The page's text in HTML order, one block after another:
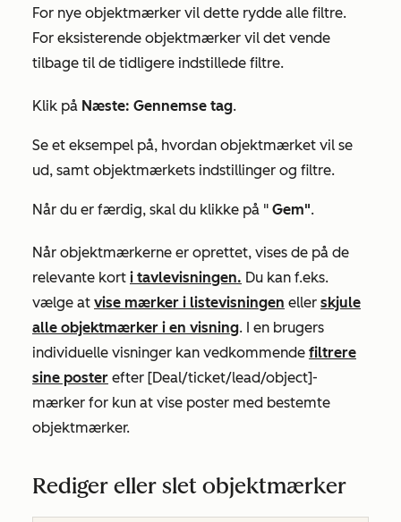
For nye objektmærker vil dette rydde alle filtre.
For eksisterende objektmærker vil det vende
tilbage til de tidligere indstillede filtre.
Klik på Næste: Gennemse tag.
Se et eksempel på, hvordan objektmærket vil se
ud, samt objektmærkets indstillinger og filtre.
Når du er færdig, skal du klikke på " Gem".
Når objektmærkerne er oprettet, vises de på de
relevante kort i tavlevisningen. Du kan f.eks.
vælge at vise mærker i listevisningen eller skjule
alle objektmærker i en visning. I en brugers
individuelle visninger kan vedkommende filtrere
sine poster efter [Deal/ticket/lead/object]-
mærker for kun at vise poster med bestemte
objektmærker.
Rediger eller slet objektmærker